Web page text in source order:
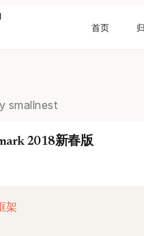
首页
smallnest
2018新春版
架